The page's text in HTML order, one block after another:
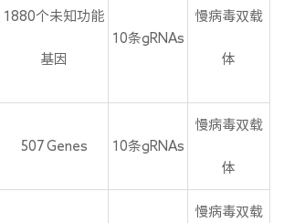
1880个未知功能
基因
10条gRNAs
慢病毒双载
体
507 Genes 10条gRNAs
慢病毒双载
体
慢病毒双载